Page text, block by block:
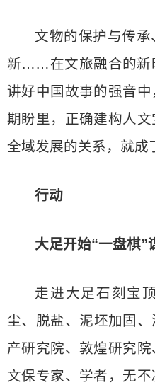
文物的保护与传承
新……在文旅融合的新
讲好中国故事的强音
期盼里，正确建构人
全域发展的关系，就成
行动
大足开始“一盘棋”
走进大足石刻宝
尘、脱盐、泥坯加固
产研究院、敦煌研究
文保专家、学者，无